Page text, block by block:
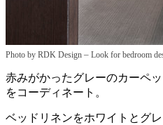
Photo by RDK Design – Look for bedroom
赤みがかったグレーのカーペ
をコーディネート。
ベッドリネンをホワイトとグ